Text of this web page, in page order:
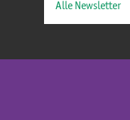
Alle Newsletter